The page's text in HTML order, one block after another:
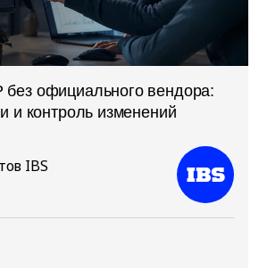
официального вендора:
и контроль изменений
IBS